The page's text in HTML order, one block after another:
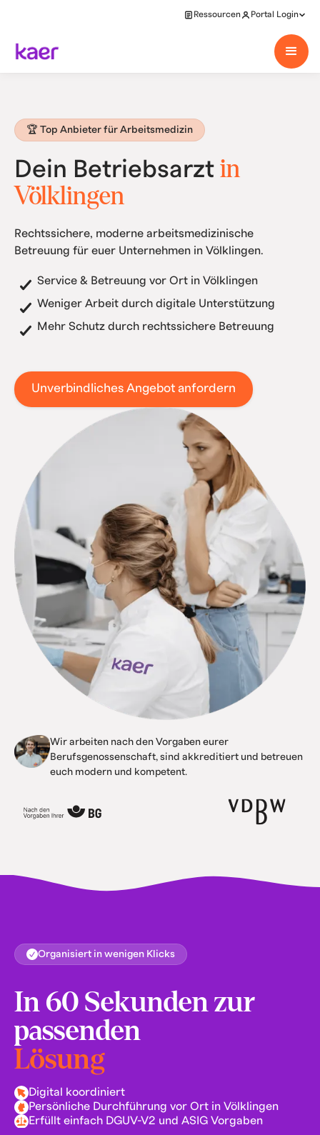
Ressourcen Portal Login
🏆 Top Anbieter für Arbeitsmedizin
Dein Betriebsarzt in
Völklingen
Rechtssichere, moderne arbeitsmedizinische
Betreuung für euer Unternehmen in Völklingen.
Service & Betreuung vor Ort in Völklingen
Weniger Arbeit durch digitale Unterstützung
Mehr Schutz durch rechtssichere Betreuung
Unverbindliches Angebot anfordern
Wir arbeiten nach den Vorgaben eurer
Berufsgenossenschaft, sind akkreditiert und betreuen
euch modern und kompetent.
Organisiert in wenigen Klicks
In 60 Sekunden zur
passenden
Lösung
Digital koordiniert
Persönliche Durchführung vor Ort in Völklingen
Erfüllt einfach DGUV-V2 und ASIG Vorgaben